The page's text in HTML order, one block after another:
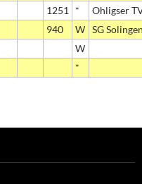
1251 *
Ohligser
940 W SG
W
*